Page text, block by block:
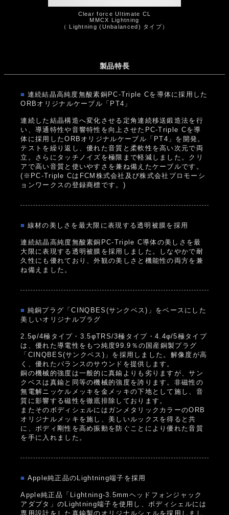
Clear force Ultimate CL
MMCX Lightning
（ Lightning (Unbalanced) タイプ）
製品特長
■ 連続結晶高純度無酸素銅PC-Triple Cを導体に採用した
ORBオリジナルケーブル「PT4」
連続した結晶構造へ変化させる定角連続移送鍛造法を行
い、導通特性や音響特性を向上させたPC-Triple Cを導
体に採用したORBオリジナルケーブル「PT4」を開発。
テストを繰り返し、優れた音質と柔軟性を高い次元で両
立。さらにタッチノイズを極限まで軽減しました。クリ
アで高い音質と使いやすさを兼ね備えたケーブルです。
(※PC-Triple CはFCM株式会社及び株式会社プロモーシ
ョンワークスの登録商標です。)
■ 線材の美しさを最大限に表現する透明被膜を採用
連続結晶高純度無酸素銅PC-Triple C導体の美しさを最
大限に表現する透明被膜を採用しました。しなやかで耐
久性にも優れており、外観の美しさと機能性の両方を兼
ね備えました。
■ 純銅プラグ「CINQBES(サンクベス)」をベースにした
美しいオリジナルプラグ
2.5φ/4極タイプ・3.5φTRS/3極タイプ・4.4φ/5極タイプ
は、優れた導電性をもつ純度99.9％の国産銅製プラグ
「CINQBES(サンクベス)」を採用しました。解像度が高
く、優れたバランスのサウンドを提供します。
銅の機械的強度は一般的に真鍮よりも劣りますが、サン
クベスは真鍮と同等の機械的強度を誇ります。非磁性の
無電解ニッケルメッキを金メッキの下地として施し、音
質に影響する磁性を徹底排除しております。
またそのボディシェルにはガンメタリックカラーのORB
オリジナルメッキを施し、美しいルックスを得ると共
に、ボディ剛性を高め振動を防ぐことにより優れた音質
を手に入れました。
■ Apple純正品のLightning端子を採用
Apple純正品「Lightning-3.5mmヘッドフォンジャック
アダプタ」のLightning端子を使用し、ボディシェルには
専用設計をした真鍮製のオリジナルシェルを採用しまし